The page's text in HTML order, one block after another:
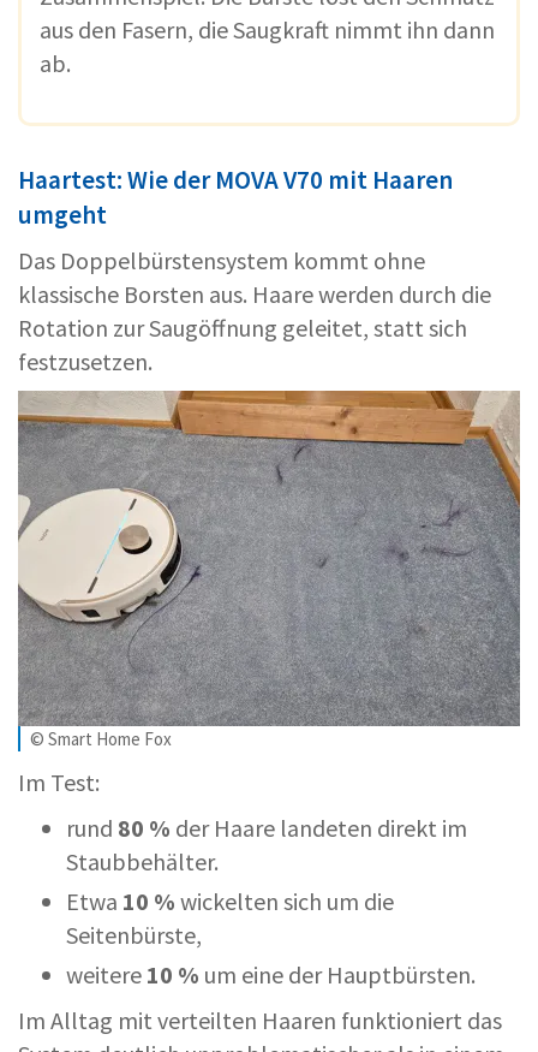
aus den Fasern, die Saugkraft nimmt ihn dann
ab.
Haartest: Wie der MOVA V70 mit Haaren
umgeht
Das Doppelbürstensystem kommt ohne
klassische Borsten aus. Haare werden durch die
Rotation zur Saugöffnung geleitet, statt sich
festzusetzen.
© Smart Home Fox
Im Test:
rund 80 % der Haare landeten direkt im
Staubbehälter.
Etwa 10 % wickelten sich um die
Seitenbürste,
weitere 10 % um eine der Hauptbürsten.
Im Alltag mit verteilten Haaren funktioniert das